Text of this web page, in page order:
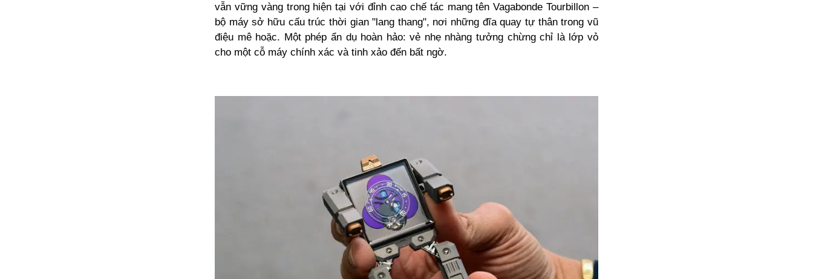
vẫn vững vàng trong hiện tại với đỉnh cao chế tác mang tên Vagabonde Tourbillon –
bộ máy sở hữu cấu trúc thời gian "lang thang", nơi những đĩa quay tự thân trong vũ
điệu mê hoặc. Một phép ẩn dụ hoàn hảo: vẻ nhẹ nhàng tưởng chừng chỉ là lớp vỏ
cho một cỗ máy chính xác và tinh xảo đến bất ngờ.